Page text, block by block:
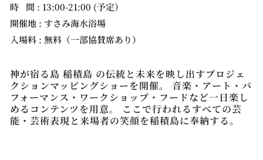
時 間 : 13:00-21:00 (予定）
開催地 : すさみ海水浴場
入場料 : 無料（一部協賛席あり）
神が宿る島 稲積島 の伝統と未来を映し出すプロジェ
クションマッピングショーを開催。 音楽・アート・パ
フォーマンス・ワークショップ・フードなど一日楽し
めるコンテンツを用意。 ここで行われるすべての芸
能・芸術表現と来場者の笑顔を稲積島に奉納する。